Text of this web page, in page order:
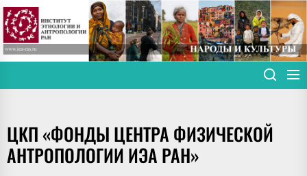
Skip
to
the
content
ЦКП «ФОНДЫ ЦЕНТРА ФИЗИЧЕСКОЙ
АНТРОПОЛОГИИ ИЭА РАН»